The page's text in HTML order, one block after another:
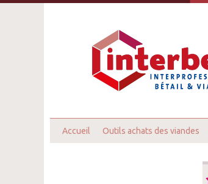
Accueil Outils achats des viandes